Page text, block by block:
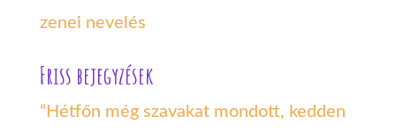
zenei nevelés
Friss bejegyzések
“Hétfőn még szavakat mondott, kedden